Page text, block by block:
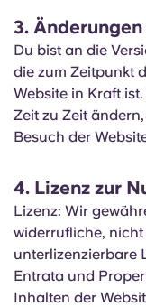
3.
Du bist an die
die zum Zeitpunkt
Website in Kraft
Zeit zu Zeit
Besuch der
4. Lizenz zur
Lizenz: Wir
widerrufliche,
unterlizenzierbare
Entrata und
Inhalten der